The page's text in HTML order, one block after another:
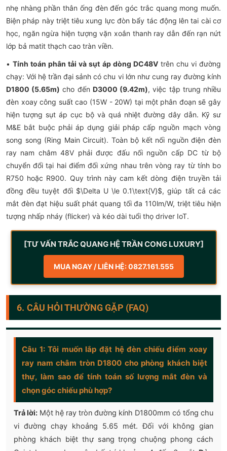
nhẹ nhàng phần thân ống đèn đến góc trắc quang mong muốn.
Biện pháp này triệt tiêu xung lực đòn bẩy tác động lên tai cài cơ
học, ngăn ngừa hiện tượng vặn xoắn thanh ray dẫn đến rạn nứt
lớp bả matit thạch cao tràn viền.
•Tính toán phân tải và sụt áp dòng DC48Vtrên chu vi đường
chạy: Với hệ trần đại sảnh có chu vi lớn như cung ray đường kính
D1800 (5.65m) cho đến D3000 (9.42m), việc tập trung nhiều
đèn xoay công suất cao (15W - 20W) tại một phân đoạn sẽ gây
hiện tượng sụt áp cục bộ và quá nhiệt đường dây dẫn. Kỹ sư
M&E bắt buộc phải áp dụng giải pháp cấp nguồn mạch vòng
song song (Ring Main Circuit). Toàn bộ kết nối nguồn điện đèn
ray nam châm 48V phải được đấu nối nguồn cấp DC từ bộ
chuyển đổi tại hai điểm đối xứng nhau trên vòng ray từ tính bo
R750 hoặc R900. Quy trình này cam kết dòng điện truyền tải
đồng đều tuyệt đối $\Delta U \le 0.1\text{V}$, giúp tất cả các
mắt đèn đạt hiệu suất phát quang tối đa 110lm/W, triệt tiêu hiện
tượng nhấp nháy (flicker) và kéo dài tuổi thọ driver IoT.
[TƯ VẤN TRẮC QUANG HỆ TRẦN CONG LUXURY]
MUA NGAY / LIÊN HỆ: 0827.161.555
6. CÂU HỎI THƯỜNG GẶP (FAQ)
Câu 1: Tôi muốn lắp đặt hệ đèn chiếu điểm xoay
ray nam châm tròn D1800 cho phòng khách biệt
thự, làm sao để tính toán số lượng mắt đèn và
chọn góc chiếu phù hợp?
Trả lời: Một hệ ray tròn đường kính D1800mm có tổng chu
vi đường chạy khoảng 5.65 mét. Đối với không gian
phòng khách biệt thự sang trọng chuộng phong cách